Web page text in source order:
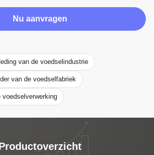
Nu aanvragen
van de voedselindustrie
van de voedselfabriek
voedselverwerking